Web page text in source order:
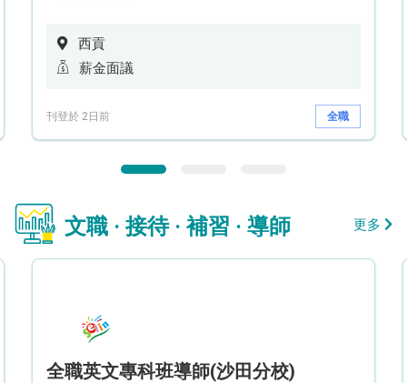
西貢
薪金面議
刊登於 2日前 全職
文職 · 接待 · 補習 · 導師 更多
全職英文專科班導師(沙田分校)